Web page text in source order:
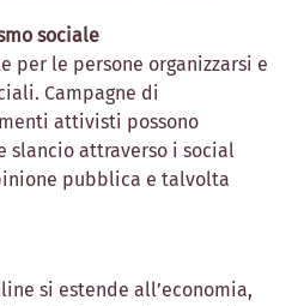
sociale
per le persone organizzarsi e
Campagne di
attivisti possono
slancio attraverso i social
pubblica e talvolta
si estende all’economia,